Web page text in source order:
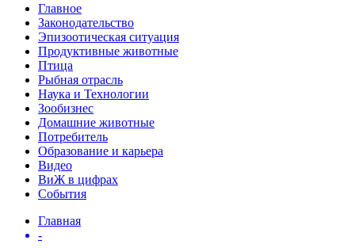
Главное
Законодательство
Эпизоотическая ситуация
Продуктивные животные
Птица
Рыбная отрасль
Наука и Технологии
Зообизнес
Домашние животные
Потребитель
Образование и карьера
Видео
ВиЖ в цифрах
События
Главная
-